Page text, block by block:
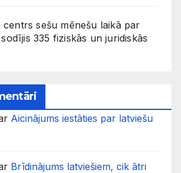
centrs sešu mēnešu laikā par
335 fiziskās un juridiskās
Aicinājums iestāties par latviešu
Brīdinājums latviešiem, cik ātri